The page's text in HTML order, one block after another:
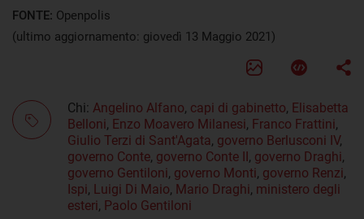
FONTE: Openpolis
(ultimo aggiornamento: giovedì 13 Maggio 2021)
Chi: Angelino Alfano, capi di gabinetto, Elisabetta
Belloni, Enzo Moavero Milanesi, Franco Frattini,
Giulio Terzi di Sant'Agata, governo Berlusconi IV,
governo Conte, governo Conte II , governo Draghi,
governo Gentiloni, governo Monti, governo Renzi,
Ispi, Luigi Di Maio, Mario Draghi, ministero degli
esteri, Paolo Gentiloni